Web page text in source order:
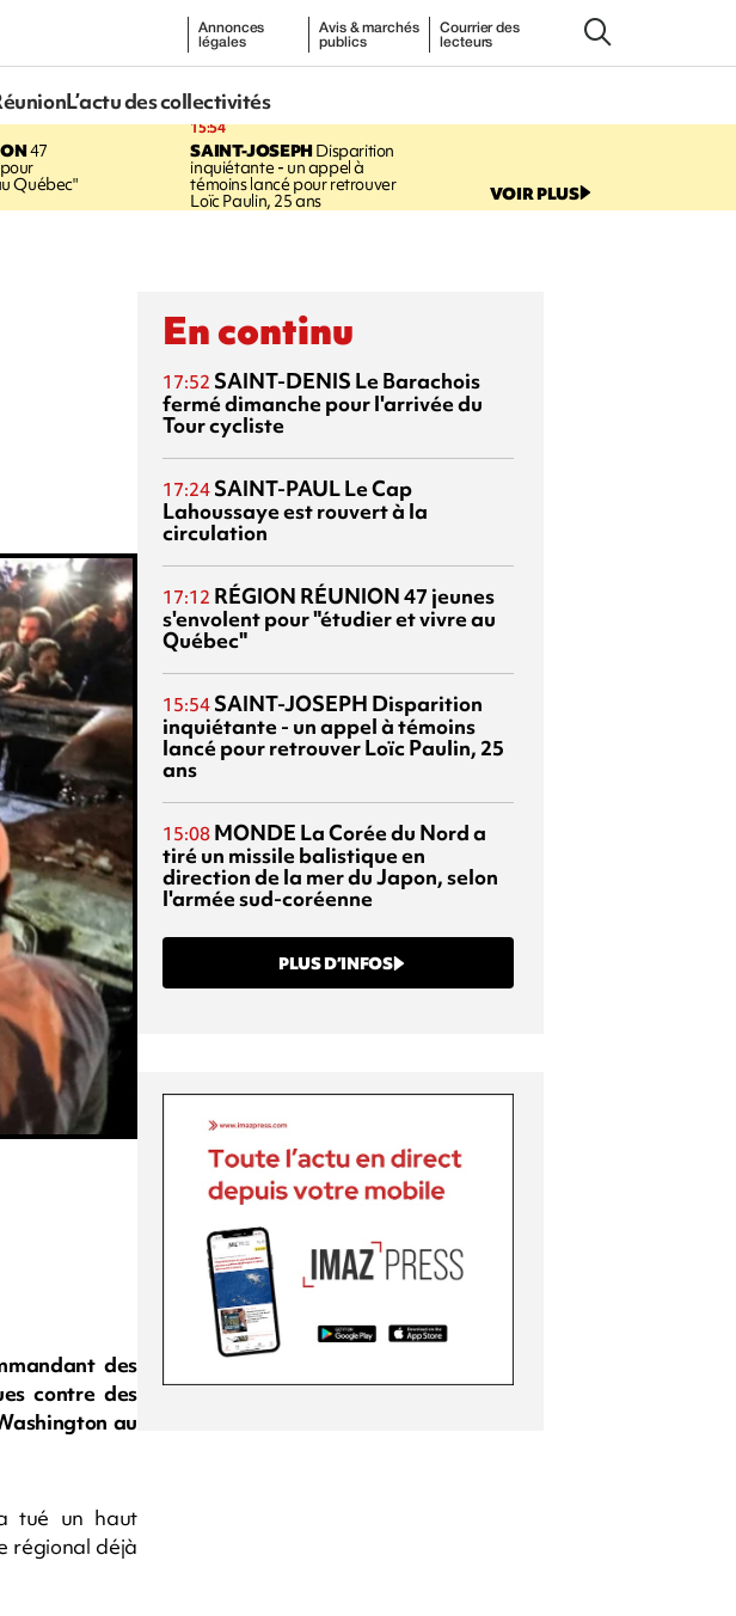
Annonces
légales
Avis & marchés
publics
Courrier des
lecteurs
L’actu des collectivités
47
Québec"
15:54
SAINT-JOSEPHDisparition
inquiétante - un appel à
témoins lancé pour retrouver
Loïc Paulin, 25 ans VOIR PLUS
des
contre des
au
tué un haut
régional déjà
En continu
17:52 SAINT-DENIS Le Barachois
fermé dimanche pour l'arrivée du
Tour cycliste
17:24 SAINT-PAULLe Cap
Lahoussaye est rouvert à la
circulation
17:12 RÉGION RÉUNION47 jeunes
s'envolent pour "étudier et vivre au
Québec"
15:54 SAINT-JOSEPH Disparition
inquiétante - un appel à témoins
lancé pour retrouver Loïc Paulin, 25
ans
15:08 MONDE La Corée du Nord a
tiré un missile balistique en
direction de la mer du Japon, selon
l'armée sud-coréenne
PLUS D’INFOS